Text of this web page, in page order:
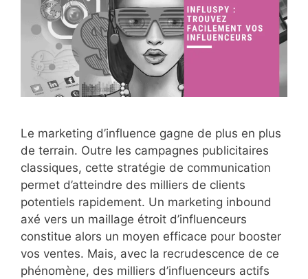
Le marketing d’influence gagne de plus en plus
de terrain. Outre les campagnes publicitaires
classiques, cette stratégie de communication
permet d’atteindre des milliers de clients
potentiels rapidement. Un marketing inbound
axé vers un maillage étroit d’influenceurs
constitue alors un moyen efficace pour booster
vos ventes. Mais, avec la recrudescence de ce
phénomène, des milliers d’influenceurs actifs